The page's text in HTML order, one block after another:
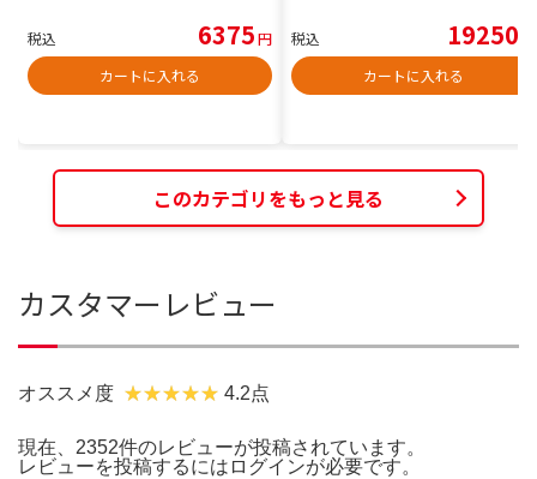
税込 6375円
カートに入れる
税込 19250
カートに入れる
このカテゴリをもっと見る
カスタマーレビュー
オススメ度 4.2点
現在、2352件のレビューが投稿されています。
レビューを投稿するには ログインが必要です。